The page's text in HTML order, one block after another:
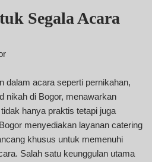
Segala Acara
dalam acara seperti pernikahan,
nikah di Bogor, menawarkan
hanya praktis tetapi juga
menyediakan layanan catering
khusus untuk memenuhi
Salah satu keunggulan utama